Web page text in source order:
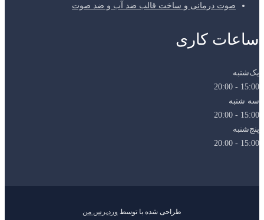
صوت درمانی و ساخت قالب ضد آب و ضد صوت
ساعات کاری
یک‌شنبه
15:00 - 20:00
سه شنبه
15:00 - 20:00
پنج‌شنبه
15:00 - 20:00
طراحی شده با توسط وردپرس من